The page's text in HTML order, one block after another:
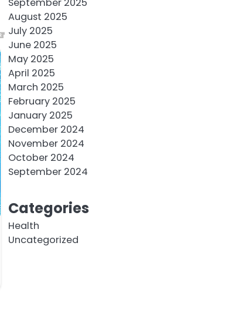
August 2025
July 2025
June 2025
May 2025
April 2025
March 2025
February 2025
January 2025
December 2024
November 2024
October 2024
September 2024
Categories
Health
Uncategorized